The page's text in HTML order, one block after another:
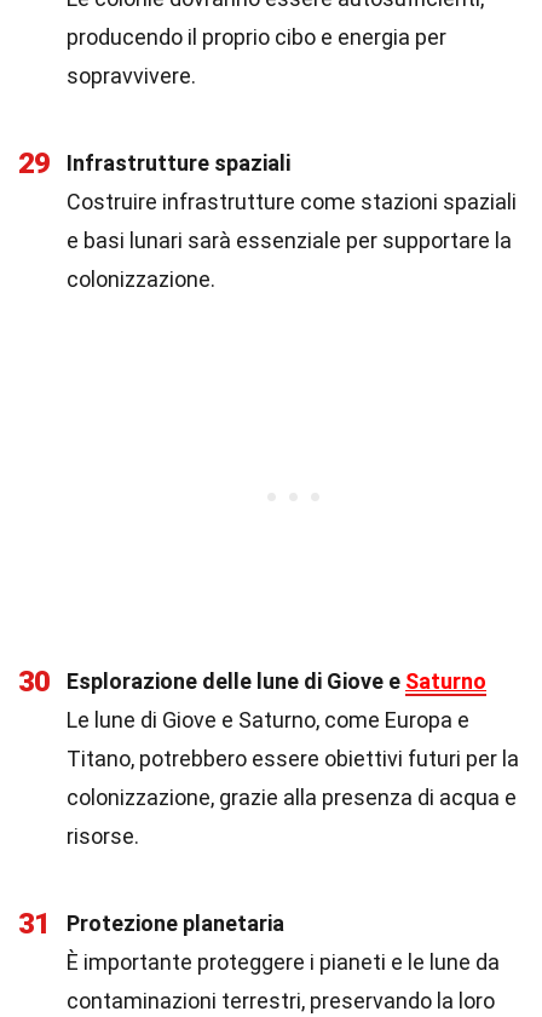
producendo il proprio cibo e energia per
sopravvivere.
29
Infrastrutture spaziali
Costruire infrastrutture come stazioni spaziali
e basi lunari sarà essenziale per supportare la
colonizzazione.
30 Esplorazione delle lune di Giove e Saturno
Le lune di Giove e Saturno, come Europa e
Titano, potrebbero essere obiettivi futuri per la
colonizzazione, grazie alla presenza di acqua e
risorse.
31
Protezione planetaria
È importante proteggere i pianeti e le lune da
contaminazioni terrestri, preservando la loro